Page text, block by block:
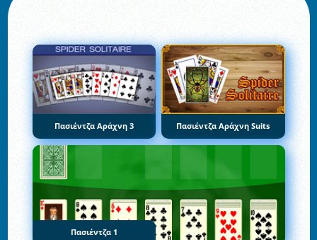
Πασιέντζα Αράχνη 3 Πασιέντζα Αράχνη Suits
Πασιέντζα 1